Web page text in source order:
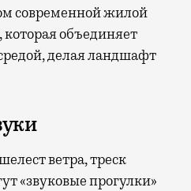
современной жилой
объединяет
делая ландшафт
ветра, треск
«звуковые прогулки»